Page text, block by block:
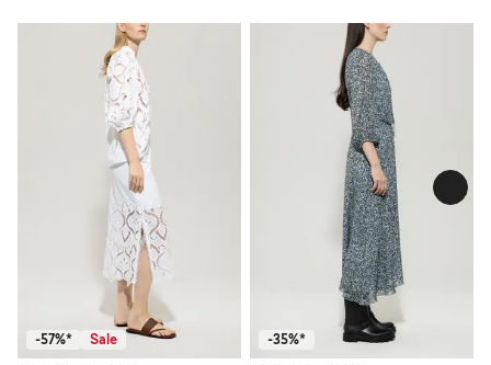
-57%* Sale -35%*